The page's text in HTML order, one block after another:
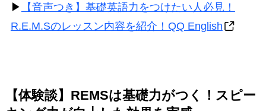
▶
【音声つき】基礎英語力をつけたい人必見！
R.E.M.Sのレッスン内容を紹介！QQ English
【体験談】REMSは基礎力がつく！スピー